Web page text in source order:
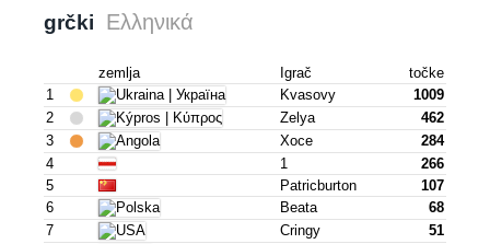
grčki Ελληνικά
zemlja Igrač
točke
1
Kvasovy
1009
2
Zelya
462
3
Хосе
284
4
1
266
5
Patricburton
107
6
Beata
68
7
Cringy
51